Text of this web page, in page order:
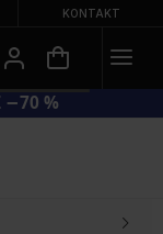
KONTAKT
−70 %